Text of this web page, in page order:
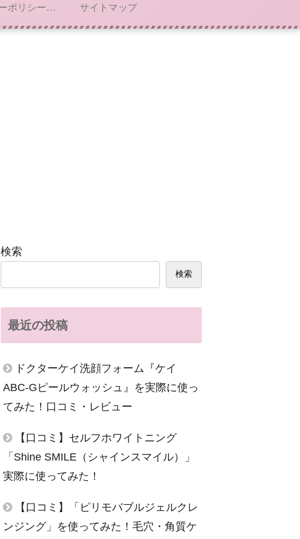
プライバシーポリシー・免責事項 サイトマップ
検索
検索
最近の投稿
ドクターケイ洗顔フォーム『ケイ
ABC-Gピールウォッシュ』を実際に使っ
てみた！口コミ・レビュー
【口コミ】セルフホワイトニング
「Shine SMILE（シャインスマイル）」
実際に使ってみた！
【口コミ】「ピリモバブルジェルクレ
ンジング」を使ってみた！毛穴・角質ケ